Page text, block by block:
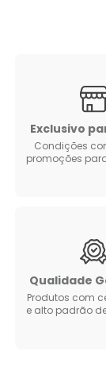
Exclusivo
Condições
promoções
Qualidade
Produtos com
e alto padrão